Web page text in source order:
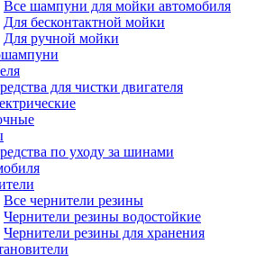
Все шампуни для мойки автомобиля
Для бесконтактной мойки
Для ручной мойки
для чистки двигателя
по уходу за шинами
Все чернители резины
Чернители резины водостойкие
Чернители резины для хранения